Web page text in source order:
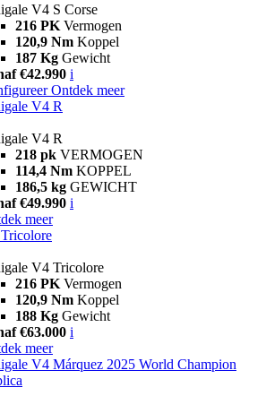
V4 S Corse
216 PK Vermogen
120,9 Nm Koppel
187 Kg Gewicht
€42.990 i
Ontdek meer
V4 R
V4 R
218 pk VERMOGEN
114,4 Nm KOPPEL
186,5 kg GEWICHT
€49.990 i
meer
V4 Tricolore
216 PK Vermogen
120,9 Nm Koppel
188 Kg Gewicht
€63.000 i
meer
V4 Márquez 2025 World Champion